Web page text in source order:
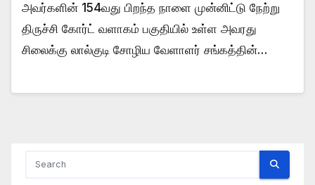
அவர்களின் 154வது பிறந்த நாளை முன்னிட்டு நேற்று
திருச்சி கோர்ட் வளாகம் பகுதியில் உள்ள அவரது
சிலைக்கு லால்குடி சோழிய வேளாளர் சங்கத்தின்…